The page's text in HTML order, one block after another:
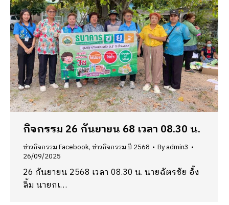
กิจกรรม 26 กันยายน 68 เวลา 08.30 น.
ข่าวกิจกรรม Facebook,ข่าวกิจกรรม ปี 2568 Byadmin3
26/09/2025
26 กันยายน 2568 เวลา 08.30 น. นายฉัตรชัย อั้ง
ลิ้ม นายกเ…